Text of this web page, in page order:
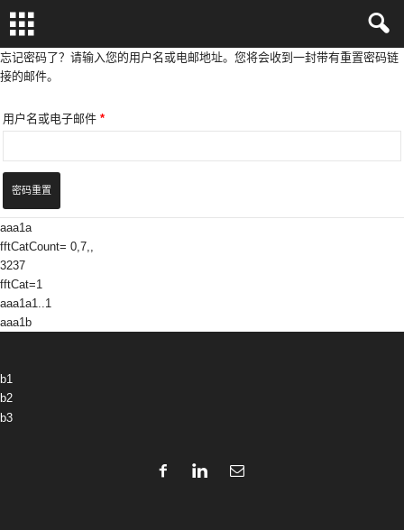
忘记密码了？请输入您的用户名或电邮地址。您将会收到一封带有重置密码链
接的邮件。
用户名或电子邮件 *
密码重置
aaa1a
fftCatCount= 0,7,,
3237
fftCat=1
aaa1a1..1
aaa1b
b1
b2
b3